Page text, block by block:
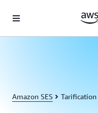
Amazon SES Tarification